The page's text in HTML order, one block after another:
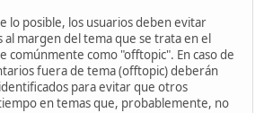
lo posible, los usuarios deben evitar
margen del tema que se trata en el
comúnmente como "offtopic". En caso de
fuera de tema (offtopic) deberán
para evitar que otros
en temas que, probablemente, no